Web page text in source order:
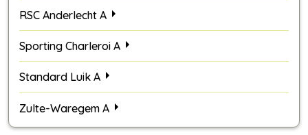
RSC Anderlecht A
Sporting Charleroi A
Standard Luik A
Zulte-Waregem A